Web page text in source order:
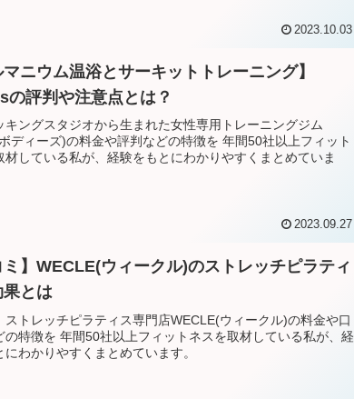
2023.10.03
マニウム温浴とサーキットトレーニング】
の評判や注意点とは？
キングスタジオから生まれた女性専用トレーニングジム
ディーズ)の料金や評判などの特徴を 年間50社以上フィット
材している私が、経験をもとにわかりやすくまとめていま
2023.09.27
ミ】WECLE(ウィークル)のストレッチピラティ
果とは
ストレッチピラティス専門店WECLE(ウィークル)の料金や口
の特徴を 年間50社以上フィットネスを取材している私が、経
にわかりやすくまとめています。